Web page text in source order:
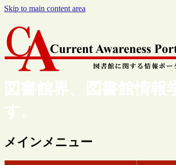
Skip to main content area
図書館界、図書館情
す。
メインメニュー